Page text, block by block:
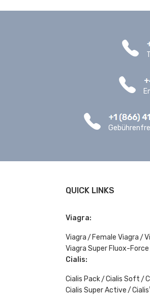
QUICK LINKS
Viagra:
Viagra Female Viagra
Viagra Super Fluox-Force
Cialis:
Cialis Pack Cialis Soft
Cialis Super Active
Cialis